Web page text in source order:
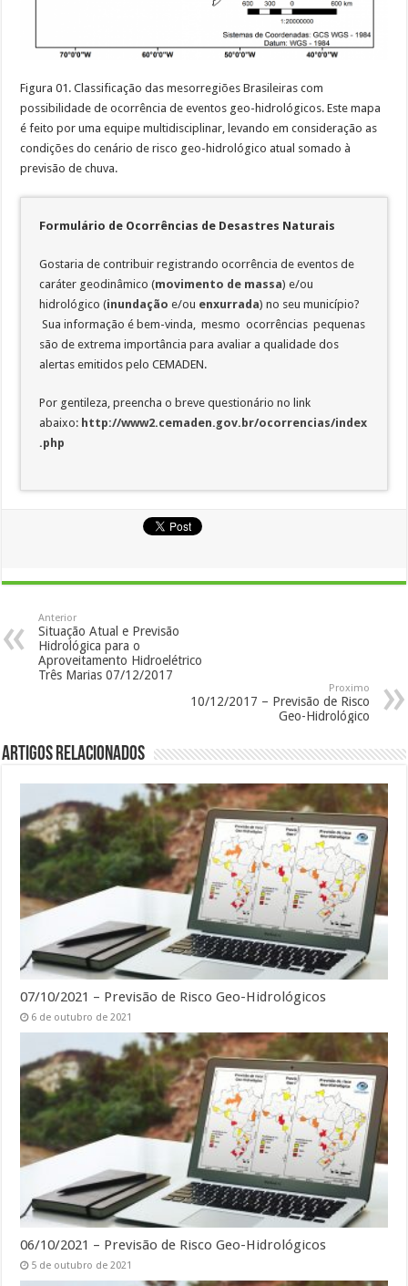
Figura 01. Classificação das mesorregiões Brasileiras com
possibilidade de ocorrência de eventos geo-hidrológicos. Este mapa
é feito por uma equipe multidisciplinar, levando em consideração as
condições do cenário de risco geo-hidrológico atual somado à
previsão de chuva.
Formulário de Ocorrências de Desastres Naturais
Gostaria de contribuir registrando ocorrência de eventos de
caráter geodinâmico (movimento de massa) e/ou
hidrológico (inundaçãoe/ou enxurrada) no seu município?
Sua informação é bem-vinda, mesmo ocorrências pequenas
são de extrema importância para avaliar a qualidade dos
alertas emitidos pelo CEMADEN.
Por gentileza, preencha o breve questionário no link
abaixo: http://www2.cemaden.gov.br/ocorrencias/index
.php
Anterior
Situação Atual e Previsão
Hidrológica para o
Aproveitamento Hidroelétrico
Três Marias 07/12/2017
Proximo
10/12/2017 – Previsão de Risco
Geo-Hidrológico
Artigos Relacionados
07/10/2021 – Previsão de Risco Geo-Hidrológicos
6 de outubro de 2021
06/10/2021 – Previsão de Risco Geo-Hidrológicos
5 de outubro de 2021